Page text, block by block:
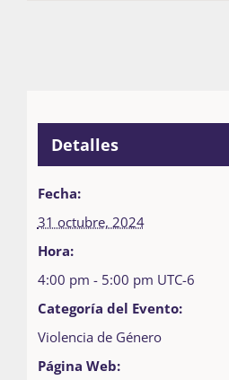
Detalles
Fecha:
31 octubre, 2024
Hora:
4:00 pm - 5:00 pm UTC-6
Categoría del Evento:
Violencia de Género
Página Web: